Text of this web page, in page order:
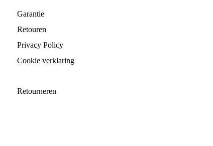
Garantie
Retouren
Privacy Policy
Cookie verklaring
Retourneren